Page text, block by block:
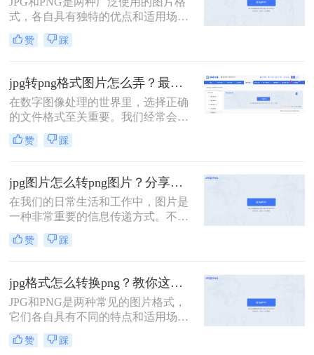
呢？本文将为您详细介绍三种将JPG
转换为PNG的方法。
式，各自具有独特的优点和适用场
景。JPG格式因其高压缩率和较小的
文件大小而常用于存储照片，但会损
无损压缩、支持透明背景和丰富的颜
色层次而受到青睐。在某些情况下，
我们可能需要将大量的JPG图片批量
转换为PNG格式，以满足特定的需
求。那么如何批量jpg转png呢？本文
将介绍两种批量JPG转PNG的方法。
赞 踩
jpg转png格式图片怎么弄？最新有效的转换方法终极指南！
在数字图像处理的世界里，选择正确
的文件格式至关重要。我们经常会遇
到一个场景：手头有一张JPEG（或
JPG）格式的图片，但由于项目需求
存），必须将其转换为PNG格式。虽
然听起来简单，但不同的转换方法在
便捷性、质量和控制力上差异巨大。
那么jpg转png格式图片怎么弄呢？
赞 踩
jpg图片怎么转png图片？分享四种简单方法~
在我们的日常生活和工作中，图片是
一种非常重要的信息传递方式。不同
的场景和需求需要使用不同类型的图
片格式。JPG和PNG是两种常见的图
优势。有时，我们需要将JPG图片转
换为PNG格式以满足特定的需求。本
文将介绍几种jpg图片怎么转png图片
的方法。
赞 踩
jpg格式怎么转换png？教你这四种简单又实用的方法！
JPG和PNG是两种常见的图片格式，
它们各自具有不同的特点和适用场
景。JPG以其高效的压缩率和广泛的
应用范围而著称，而PNG则以其无损
赞 踩